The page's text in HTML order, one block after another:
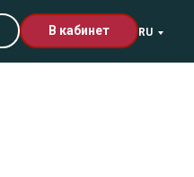
В кабинет RU